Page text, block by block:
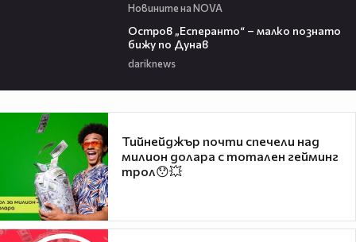
Новините на NOVA
Остров „Есперанто“ – малко познато
бижу по Дунав
dariknews
Тийнейджър почти спечели над
милион долара с тотален гейминг
трол😯💥